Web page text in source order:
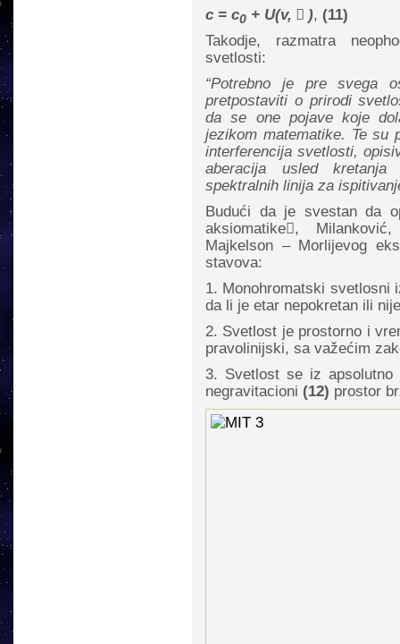
c = c0 + U(v,  ), (11)
Takodje, razmatra
svetlosti:
“Potrebno je pre svega
pretpostaviti o prirodi
da se one pojave koje
jezikom matematike. Te su
interferencija svetlosti,
aberacija usled kretanja
spektralnih linija za
Budući da je svestan da
aksiomatike,
Majkelson – Morlijevog
stavova:
1. Monohromatski svetlosni
da li je etar nepokretan ili
2. Svetlost je prostorno i
pravolinijski, sa važećim
3. Svetlost se iz
negravitacioni (12) prostor